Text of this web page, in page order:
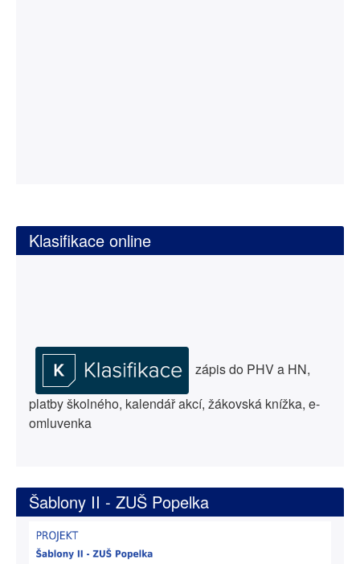
Klasifikace online
zápis do PHV a HN,
platby školného, kalendář akcí, žákovská knížka, e-
omluvenka
Šablony II - ZUŠ Popelka